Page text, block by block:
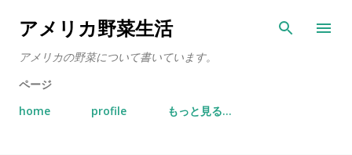
スキップしてメイン コンテンツに移動
アメリカ野菜生活
アメリカの野菜について書いています。
ページ
home
profile もっと見る…